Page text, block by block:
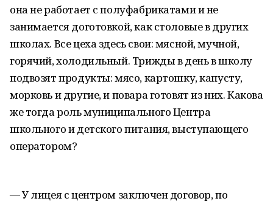
она не работает с полуфабрикатами и не
занимается доготовкой, как столовые в других
школах. Все цеха здесь свои: мясной, мучной,
горячий, холодильный. Трижды в день в школу
подвозят продукты: мясо, картошку, капусту,
морковь и другие, и повара готовят из них. Какова
же тогда роль муниципального Центра
школьного и детского питания, выступающего
оператором?
— У лицея с центром заключен договор, по